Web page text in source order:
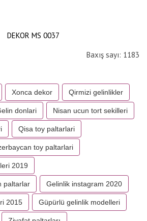
DEKOR MS 0037
Baxış sayı: 1183
Xonca dekor Qirmizi gelinlikler
donlari Nisan ucun tort sekilleri
Qisa toy paltarlari
toy paltarlari
2019
paltarlar Gelinlik instagram 2020
2015 Güpürlü gelinlik modelleri